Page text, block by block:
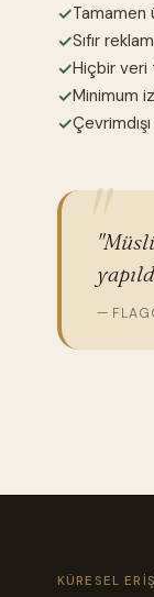
✓
✓Sıfır reklam
✓Hiçbir veri
✓Minimum
✓
—
KÜRESEL